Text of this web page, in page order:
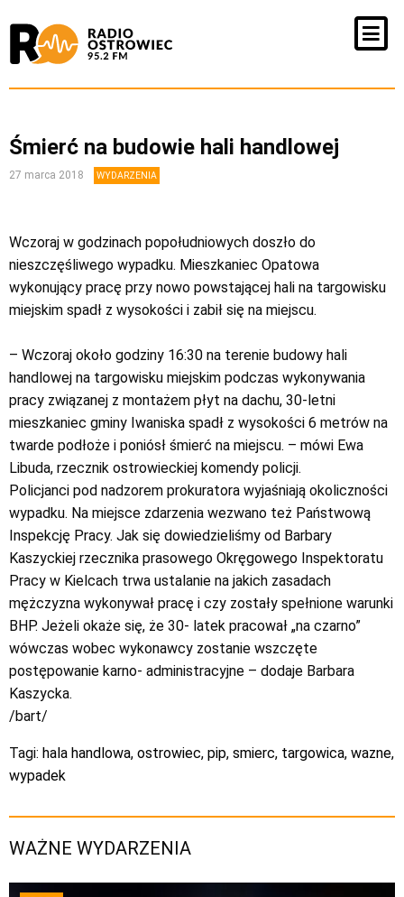
Śmierć na budowie hali handlowej
27 marca 2018 WYDARZENIA
Wczoraj w godzinach popołudniowych doszło do
nieszczęśliwego wypadku. Mieszkaniec Opatowa
wykonujący pracę przy nowo powstającej hali na targowisku
miejskim spadł z wysokości i zabił się na miejscu.
– Wczoraj około godziny 16:30 na terenie budowy hali
handlowej na targowisku miejskim podczas wykonywania
pracy związanej z montażem płyt na dachu, 30-letni
mieszkaniec gminy Iwaniska spadł z wysokości 6 metrów na
twarde podłoże i poniósł śmierć na miejscu. – mówi Ewa
Libuda, rzecznik ostrowieckiej komendy policji.
Policjanci pod nadzorem prokuratora wyjaśniają okoliczności
wypadku. Na miejsce zdarzenia wezwano też Państwową
Inspekcję Pracy. Jak się dowiedzieliśmy od Barbary
Kaszyckiej rzecznika prasowego Okręgowego Inspektoratu
Pracy w Kielcach trwa ustalanie na jakich zasadach
mężczyzna wykonywał pracę i czy zostały spełnione warunki
BHP. Jeżeli okaże się, że 30- latek pracował „na czarno”
wówczas wobec wykonawcy zostanie wszczęte
postępowanie karno- administracyjne – dodaje Barbara
Kaszycka.
/bart/
Tagi: hala handlowa, ostrowiec, pip, smierc, targowica, wazne,
wypadek
WAŻNE WYDARZENIA